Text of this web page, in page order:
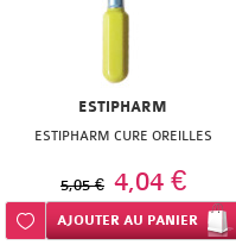
ESTIPHARM
ESTIPHARM CURE OREILLES
5,05 € 4,04 €
Ajouter à ma liste d’envie
AJOUTER AU PANIER